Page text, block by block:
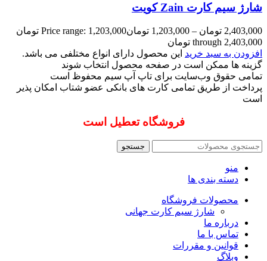
شارژ سیم کارت Zain کویت
2,403,000 تومان –
1,203,000 تومان
Price range: 1,203,000 تومان
through 2,403,000 تومان
افزودن به سبد خرید این محصول دارای انواع مختلفی می باشد.
گزینه ها ممکن است در صفحه محصول انتخاب شوند
تمامی حقوق وب‌سایت برای تاپ آپ سیم محفوظ است
پرداخت از طریق تمامی کارت های بانکی عضو شتاب امکان پذیر
است
فروشگاه تعطیل است
جستجو
منو
دسته بندی ها
محصولات فروشگاه
شارژ سیم کارت جهانی
درباره ما
تماس با ما
قوانین و مقررات
وبلاگ